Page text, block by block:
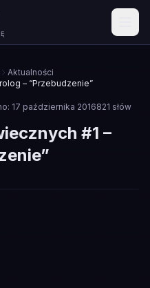
Aktualności
– “Przebudzenie”
17 października 2016821 słów
#1 –